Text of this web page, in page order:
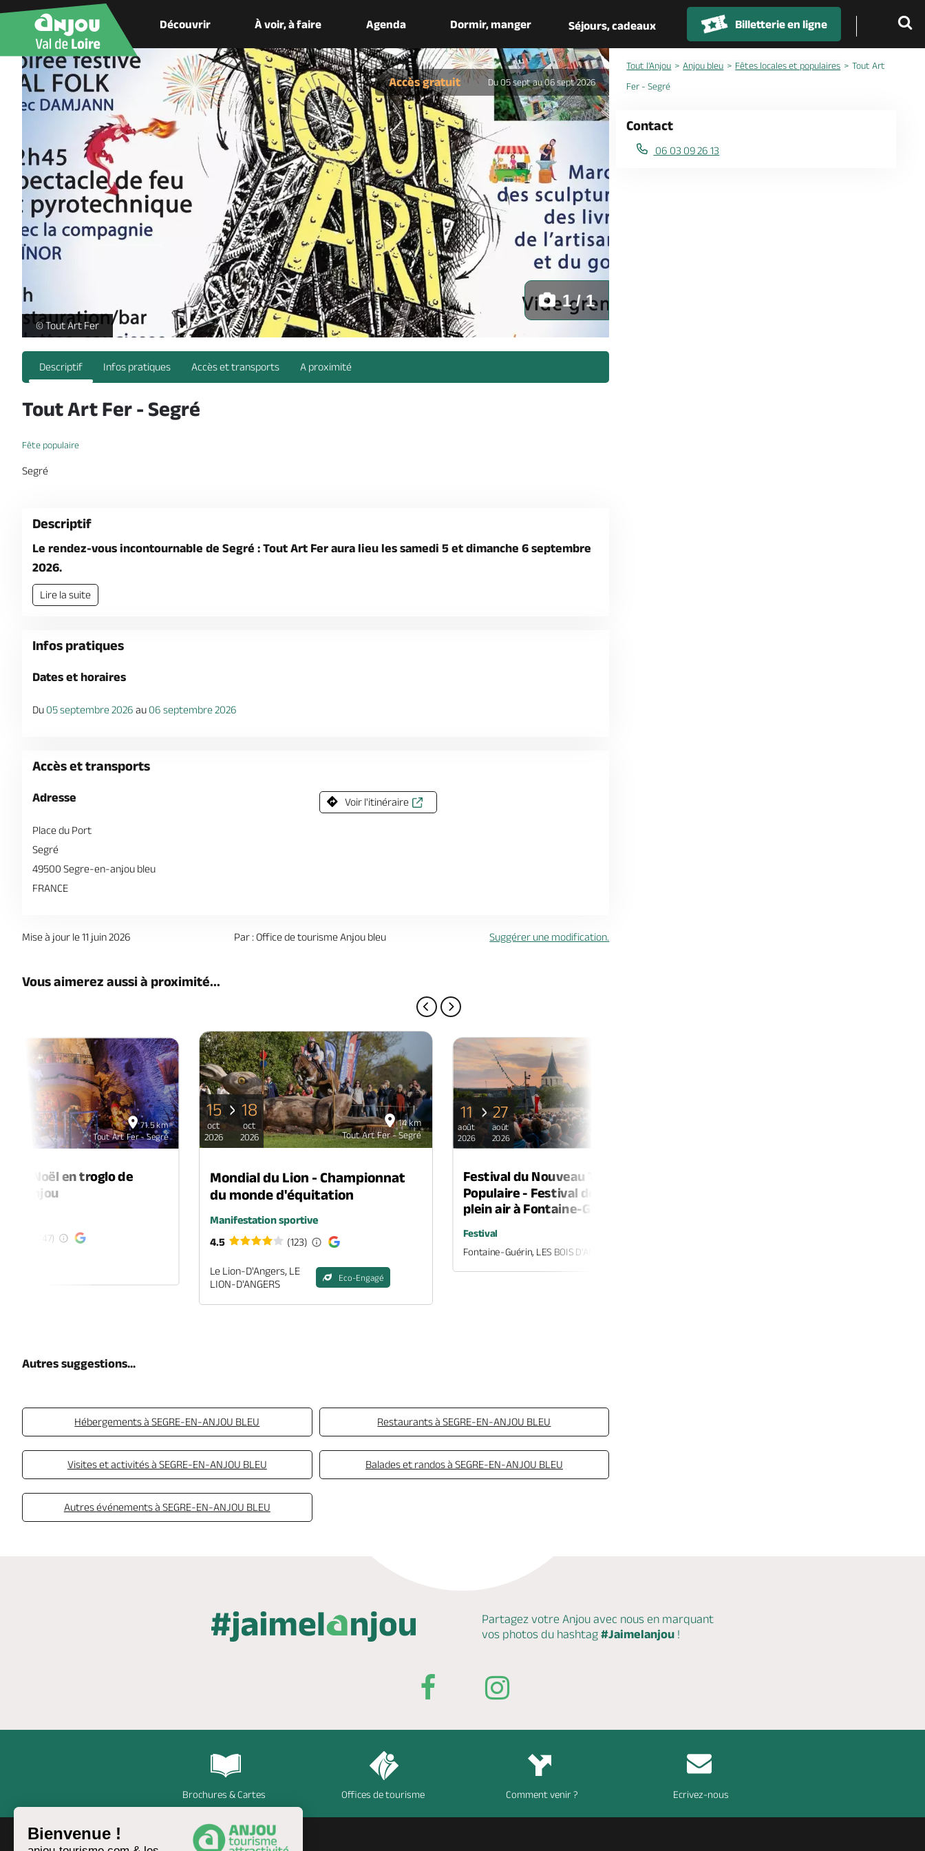
Bienvenue !
Découvrir À voir, à faire Agenda Dormir, manger Séjours, cadeaux Billetterie en ligne
Tout Art Fer-FMA-49 -
© Tout Art Fer
1 / 1
Accès gratuit Du 05 sept au 06 sept 2026
Descriptif Infos pratiques Accès et transports A proximité
Tout Art Fer - Segré
Fête populaire
Segré
Descriptif
Le rendez-vous incontournable de Segré : Tout Art Fer aura lieu les samedi 5 et dimanche 6 septembre
2026.
Lire la suite
Infos pratiques
Dates et horaires
Du 05 septembre 2026 au 06 septembre 2026
Accès et transports
Adresse
Place du Port
Segré
49500 Segre-en-anjou bleu
FRANCE
Voir l'itinéraire
Mise à jour le 11 juin 2026 Par : Office de tourisme Anjou bleu Suggérer une modification.
Vous aimerez aussi à proximité...
71.5 km
Tout Art Fer - Segré
de Noël en troglo de
en-Anjou
(47)
14 km
Tout Art Fer - Segré
15
oct
2026
18
oct
2026
Mondial du Lion - Championnat
du monde d'équitation
Manifestation sportive
4.5
(123)
Le Lion-D'Angers, LE
LION-D'ANGERS
Eco-Engagé
11
août
2026
27
août
2026
Festival du Nouveau Théâtre
Populaire - Festival de théâtre en
plein air à Fontaine-Guérin
Festival
Fontaine-Guérin, LES BOIS D'ANJOU
Autres suggestions...
Hébergements à SEGRE-EN-ANJOU BLEU Restaurants à SEGRE-EN-ANJOU BLEU
Visites et activités à SEGRE-EN-ANJOU BLEU Balades et randos à SEGRE-EN-ANJOU BLEU
Autres événements à SEGRE-EN-ANJOU BLEU
Tout l'Anjou Anjou bleu Fêtes locales et populaires
Tout Art
Fer - Segré
Contact
06 03 09 26 13
Partagez votre Anjou avec nous en marquant
vos photos du hashtag #Jaimelanjou !
Brochures & Cartes Offices de tourisme Comment venir ? Ecrivez-nous